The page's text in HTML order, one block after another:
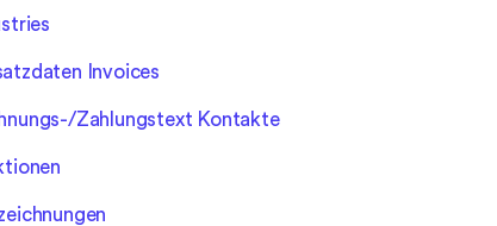
Invoices
Zahlungstext Kontakte